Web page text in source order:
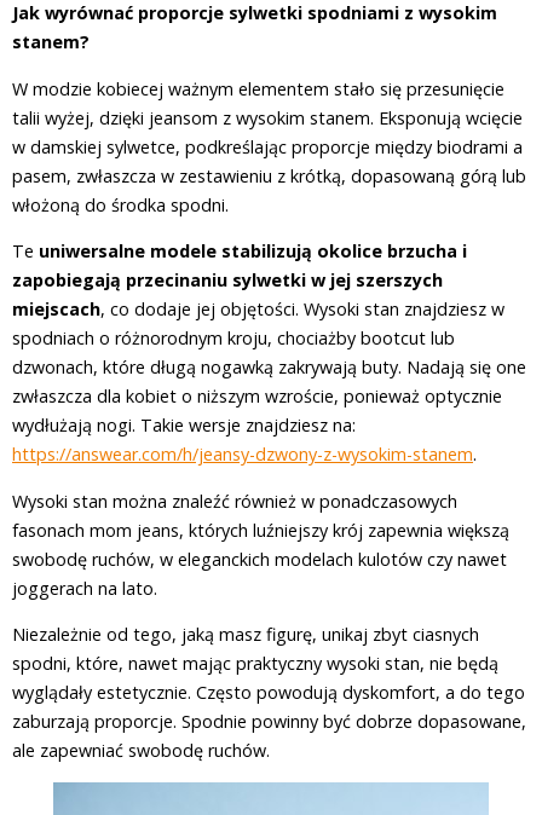
Jak wyrównać proporcje sylwetki spodniami z wysokim
stanem?
W modzie kobiecej ważnym elementem stało się przesunięcie
talii wyżej, dzięki jeansom z wysokim stanem. Eksponują wcięcie
w damskiej sylwetce, podkreślając proporcje między biodrami a
pasem, zwłaszcza w zestawieniu z krótką, dopasowaną górą lub
włożoną do środka spodni.
Te uniwersalne modele stabilizują okolice brzucha i
zapobiegają przecinaniu sylwetki w jej szerszych
miejscach, co dodaje jej objętości. Wysoki stan znajdziesz w
spodniach o różnorodnym kroju, chociażby bootcut lub
dzwonach, które długą nogawką zakrywają buty. Nadają się one
zwłaszcza dla kobiet o niższym wzroście, ponieważ optycznie
wydłużają nogi. Takie wersje znajdziesz na:
https://answear.com/h/jeansy-dzwony-z-wysokim-stanem.
Wysoki stan można znaleźć również w ponadczasowych
fasonach mom jeans, których luźniejszy krój zapewnia większą
swobodę ruchów, w eleganckich modelach kulotów czy nawet
joggerach na lato.
Niezależnie od tego, jaką masz figurę, unikaj zbyt ciasnych
spodni, które, nawet mając praktyczny wysoki stan, nie będą
wyglądały estetycznie. Często powodują dyskomfort, a do tego
zaburzają proporcje. Spodnie powinny być dobrze dopasowane,
ale zapewniać swobodę ruchów.